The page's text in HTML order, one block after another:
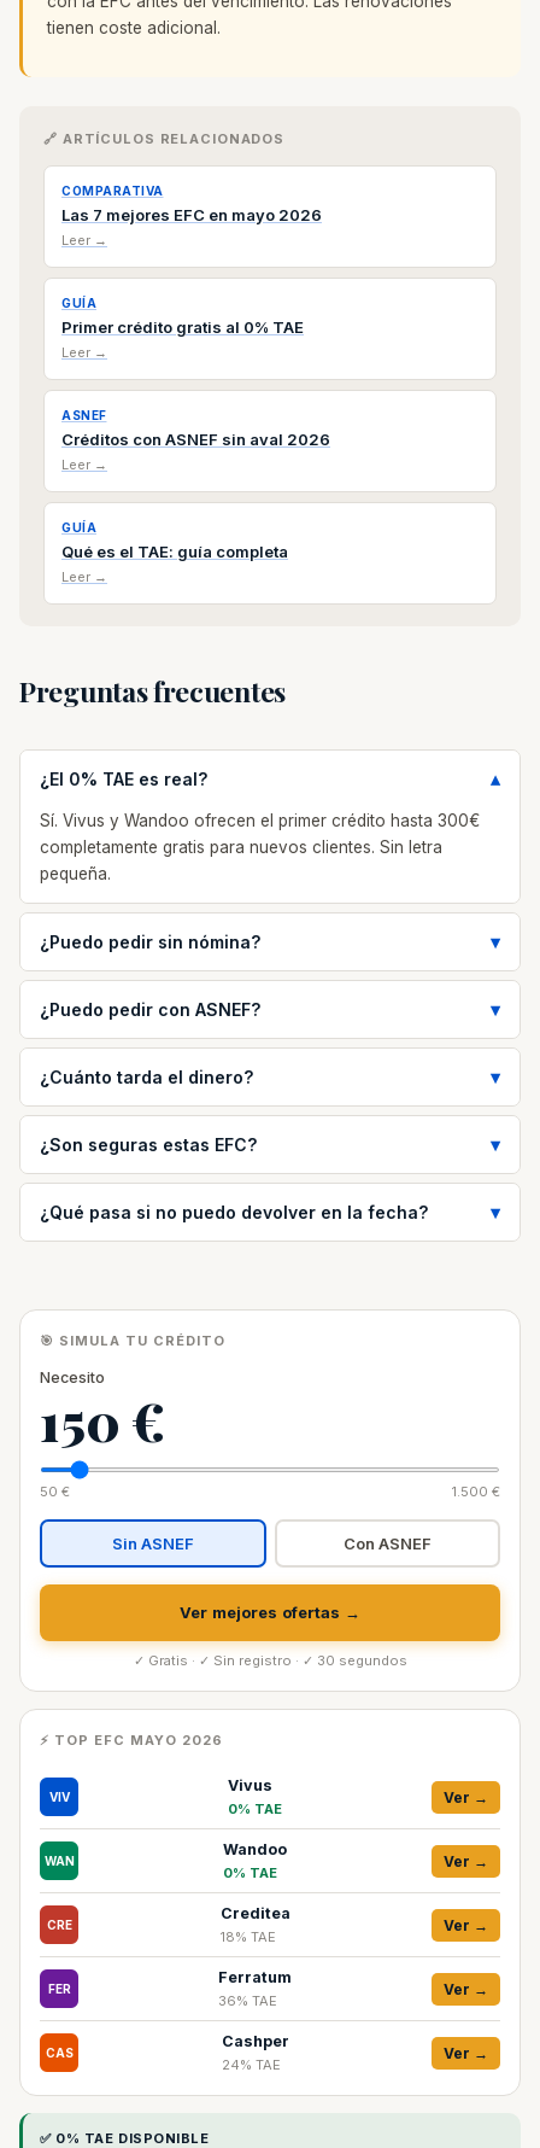
tienen coste adicional.
🔗 ARTÍCULOS RELACIONADOS
COMPARATIVA
Las 7 mejores EFC en mayo 2026
Leer →
GUÍA
Primer crédito gratis al 0% TAE
Leer →
ASNEF
Créditos con ASNEF sin aval 2026
Leer →
GUÍA
Qué es el TAE: guía completa
Leer →
Preguntas frecuentes
¿El 0% TAE es real?
Sí. Vivus y Wandoo ofrecen el primer crédito hasta 300€
completamente gratis para nuevos clientes. Sin letra
pequeña.
¿Puedo pedir sin nómina?
¿Puedo pedir con ASNEF?
¿Cuánto tarda el dinero?
¿Son seguras estas EFC?
¿Qué pasa si no puedo devolver en la fecha?
🎯 SIMULA TU CRÉDITO
Necesito
150 €
50 € 1.500 €
Sin ASNEF Con ASNEF
Ver mejores ofertas →
✓ Gratis · ✓ Sin registro · ✓ 30 segundos
⚡ TOP EFC MAYO 2026
VIV
Vivus
0% TAE
Ver →
WAN
Wandoo
0% TAE
Ver →
CRE
Creditea
18% TAE
Ver →
FER
Ferratum
36% TAE
Ver →
CAS
Cashper
24% TAE
Ver →
✅ 0% TAE DISPONIBLE